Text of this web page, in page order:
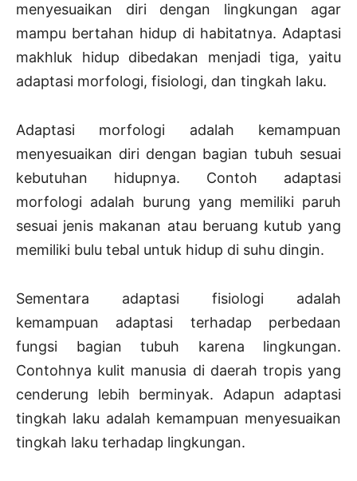
menyesuaikan diri dengan lingkungan agar
mampu bertahan hidup di habitatnya. Adaptasi
makhluk hidup dibedakan menjadi tiga, yaitu
adaptasi morfologi, fisiologi, dan tingkah laku.
Adaptasi morfologi adalah kemampuan
menyesuaikan diri dengan bagian tubuh sesuai
kebutuhan hidupnya. Contoh adaptasi
morfologi adalah burung yang memiliki paruh
sesuai jenis makanan atau beruang kutub yang
memiliki bulu tebal untuk hidup di suhu dingin.
Sementara adaptasi fisiologi adalah
kemampuan adaptasi terhadap perbedaan
fungsi bagian tubuh karena lingkungan.
Contohnya kulit manusia di daerah tropis yang
cenderung lebih berminyak. Adapun adaptasi
tingkah laku adalah kemampuan menyesuaikan
tingkah laku terhadap lingkungan.